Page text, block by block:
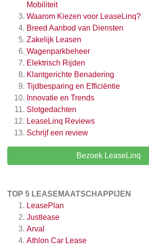
Mobiliteit
Waarom Kiezen voor LeaseLinq?
Breed Aanbod van Diensten
Zakelijk Leasen
Wagenparkbeheer
Elektrisch Rijden
Klantgerichte Benadering
Tijdbesparing en Efficiëntie
Innovatie en Trends
Slotgedachten
LeaseLinq Reviews
Schrijf een review
Bezoek LeaseLinq
TOP 5 LEASEMAATSCHAPPIJEN
LeasePlan
Justlease
Arval
Athlon Car Lease